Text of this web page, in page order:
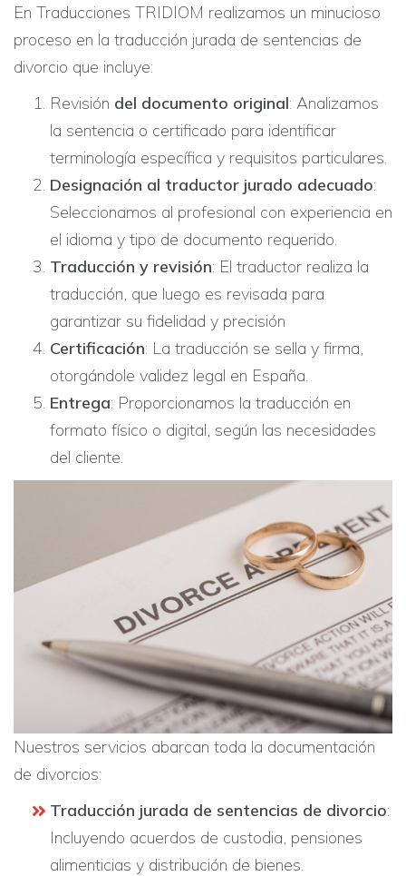
En Traducciones TRIDIOM realizamos un minucioso
proceso en la traducción jurada de sentencias de
divorcio que incluye:​
Revisión del documento original: Analizamos
la sentencia o certificado para identificar
terminología específica y requisitos particulares.
Designación al traductor jurado adecuado:
Seleccionamos al profesional con experiencia en
el idioma y tipo de documento requerido.
Traducción y revisión: El traductor realiza la
traducción, que luego es revisada para
garantizar su fidelidad y precisión
Certificación: La traducción se sella y firma,
otorgándole validez legal en España.
Entrega: Proporcionamos la traducción en
formato físico o digital, según las necesidades
del cliente.
Nuestros servicios abarcan toda la documentación
de divorcios:
Traducción jurada de sentencias de divorcio:
Incluyendo acuerdos de custodia, pensiones
alimenticias y distribución de bienes.